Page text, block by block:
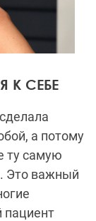
К СЕБЕ
а потому
ту самую
Это важный
пациент